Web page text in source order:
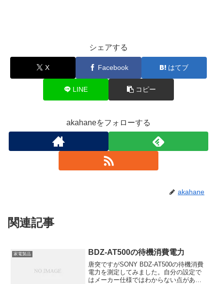
シェアする
X Facebook はてブ
LINE コピー
akahaneをフォローする
akahane
関連記事
家電製品 BDZ-AT500の待機消費電力
唐突ですがSONY BDZ-AT500の待機消費
電力を測定してみました。自分の設定で
はメーカー仕様ではわからない点があっ